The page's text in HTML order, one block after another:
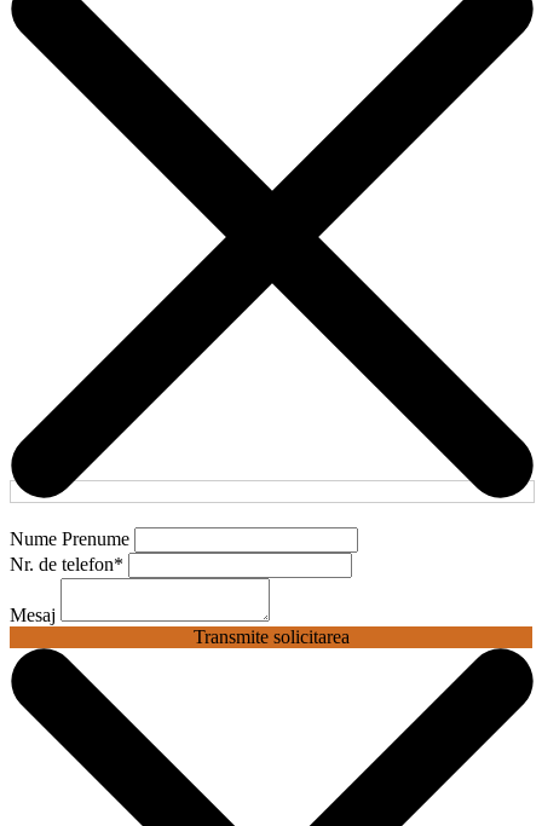
Nume Prenume
Nr. de telefon*
Mesaj
Transmite solicitarea